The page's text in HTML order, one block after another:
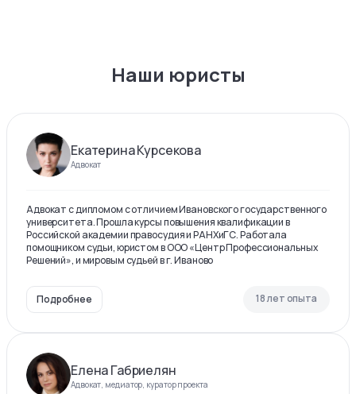
Наши юристы
Екатерина Курсекова
Адвокат
Адвокат с дипломом с отличием Ивановского государственного
университета. Прошла курсы повышения квалификации в
Российской академии правосудия и РАНХиГС. Работала
помощником судьи, юристом в ООО «Центр Профессиональных
Решений», и мировым судьей в г. Иваново
Подробнее 18 лет опыта
Елена Габриелян
Адвокат, медиатор, куратор проекта